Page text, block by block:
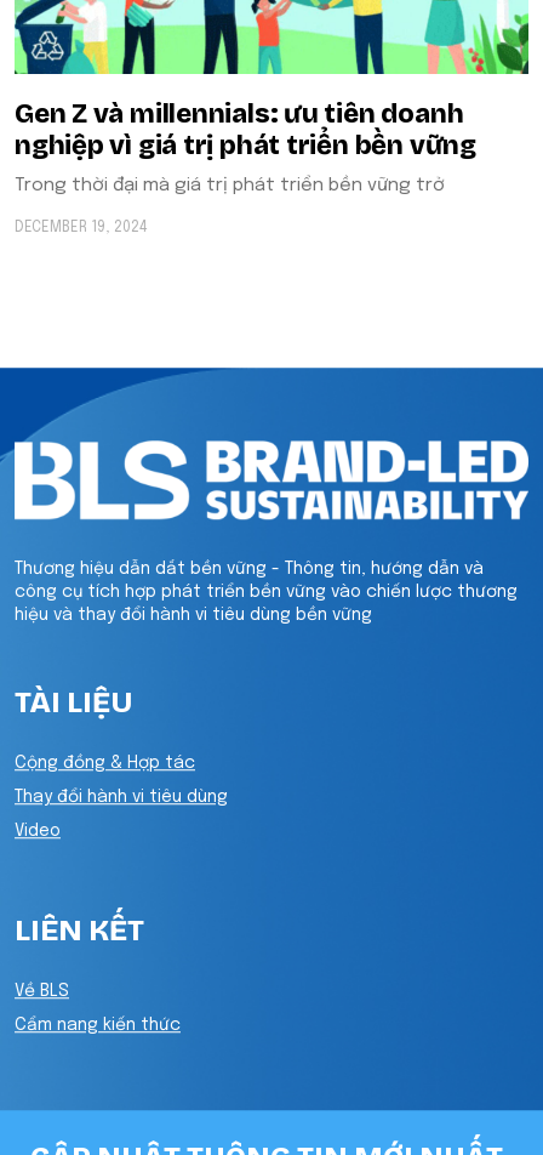
Gen Z và millennials: ưu tiên doanh
nghiệp vì giá trị phát triển bền vững
Trong thời đại mà giá trị phát triển bền vững trở
DECEMBER 19, 2024
Thương hiệu dẫn dắt bền vững - Thông tin, hướng dẫn và
công cụ tích hợp phát triển bền vững vào chiến lược thương
hiệu và thay đổi hành vi tiêu dùng bền vững
TÀI LIỆU
Cộng đồng & Hợp tác
Thay đổi hành vi tiêu dùng
Video
LIÊN KẾT
Về BLS
Cẩm nang kiến thức